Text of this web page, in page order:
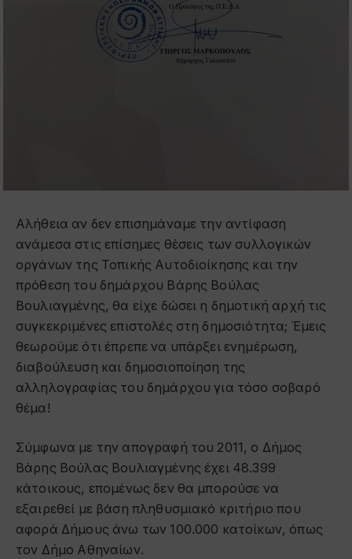
Αλήθεια αν δεν επισημάναμε την αντίφαση
ανάμεσα στις επίσημες θέσεις των συλλογικών
οργάνων της Τοπικής Αυτοδιοίκησης και την
πρόθεση του δημάρχου Βάρης Βούλας
Βουλιαγμένης, θα είχε δώσει η δημοτική αρχή τις
συγκεκριμένες επιστολές στη δημοσιότητα; Έμεις
θεωρούμε ότι έπρεπε να υπάρξει ενημέρωση,
διαβούλευση και δημοσιοποίηση της
αλληλογραφίας του δημάρχου για τόσο σοβαρό
θέμα!
Σύμφωνα με την απογραφή του 2011, ο Δήμος
Βάρης Βούλας Βουλιαγμένης έχει 48.399
κάτοικους, επομένως δεν θα μπορούσε να
εξαιρεθεί με βάση πληθυσμιακό κριτήριο που
αφορά Δήμους άνω των 100.000 κατοίκων, όπως
τον Δήμο Αθηναίων.